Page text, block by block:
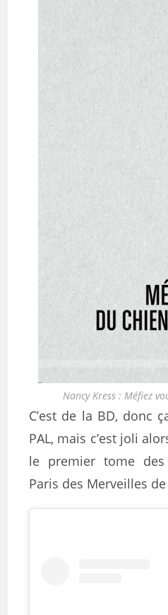
Nancy Kress : Méfiez
C’est de la BD, donc
PAL, mais c’est joli
le premier tome
Paris des Merveilles